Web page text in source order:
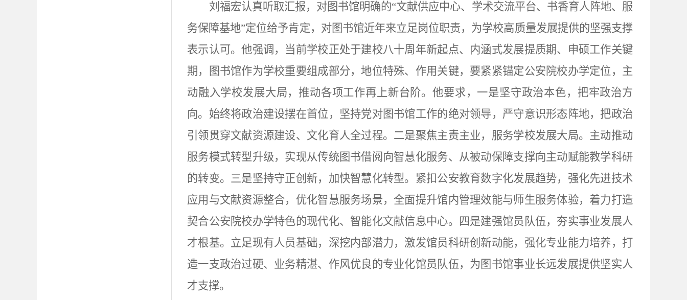
刘福宏认真听取汇报，对图书馆明确的“文献供应中心、学术交流平台、书香育人阵地、服
务保障基地”定位给予肯定，对图书馆近年来立足岗位职责，为学校高质量发展提供的坚强支撑
表示认可。他强调，当前学校正处于建校八十周年新起点、内涵式发展提质期、申硕工作关键
期，图书馆作为学校重要组成部分，地位特殊、作用关键，要紧紧锚定公安院校办学定位，主
动融入学校发展大局，推动各项工作再上新台阶。他要求，一是坚守政治本色，把牢政治方
向。始终将政治建设摆在首位，坚持党对图书馆工作的绝对领导，严守意识形态阵地，把政治
引领贯穿文献资源建设、文化育人全过程。二是聚焦主责主业，服务学校发展大局。主动推动
服务模式转型升级，实现从传统图书借阅向智慧化服务、从被动保障支撑向主动赋能教学科研
的转变。三是坚持守正创新，加快智慧化转型。紧扣公安教育数字化发展趋势，强化先进技术
应用与文献资源整合，优化智慧服务场景，全面提升馆内管理效能与师生服务体验，着力打造
契合公安院校办学特色的现代化、智能化文献信息中心。四是建强馆员队伍，夯实事业发展人
才根基。立足现有人员基础，深挖内部潜力，激发馆员科研创新动能，强化专业能力培养，打
造一支政治过硬、业务精湛、作风优良的专业化馆员队伍，为图书馆事业长远发展提供坚实人
才支撑。